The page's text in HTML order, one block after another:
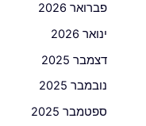
פברואר 2026
ינואר 2026
דצמבר 2025
נובמבר 2025
ספטמבר 2025